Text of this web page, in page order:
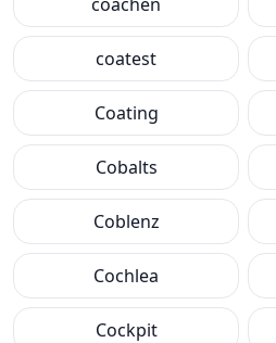
coatest
Coating
Cobalts
Coblenz
Cochlea
Cockpit